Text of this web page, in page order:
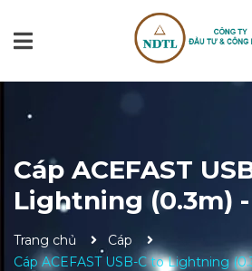
Cáp ACEFAST
Lightning (0.3m) -
Trang chủ
Cáp
Cáp ACEFAST USB-C to Lightning